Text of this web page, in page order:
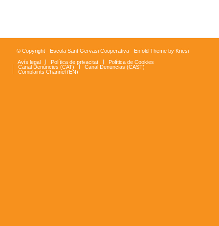
© Copyright - Escola Sant Gervasi Cooperativa - Enfold Theme by Kriesi
Avís legal
Política de privacitat
Política de Cookies
Canal Denúncies (CAT)
Canal Denuncias (CAST)
Complaints Channel (EN)